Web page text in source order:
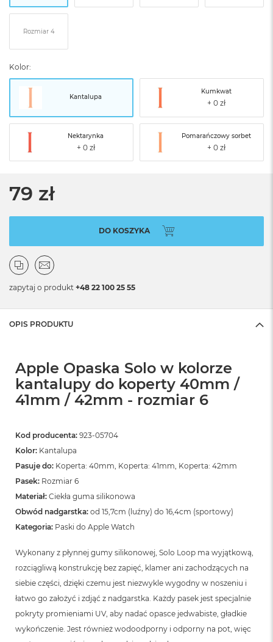
Rozmiar 4
Kolor:
Kantalupa
Kumkwat
Nektarynka Pomarańczowy sorbet
79 zł
DO KOSZYKA
zapytaj o produkt +48 22 100 25 55
OPIS PRODUKTU
Apple Opaska Solo w kolorze
kantalupy do koperty 40mm /
41mm / 42mm - rozmiar 6
Kod producenta: 923-05704
Kolor: Kantalupa
Pasuje do: Koperta: 40mm, Koperta: 41mm, Koperta: 42mm
Pasek: Rozmiar 6
Materiał: Ciekła guma silikonowa
Obwód nadgarstka: od 15,7cm (luźny) do 16,4cm (sportowy)
Kategoria: Paski do Apple Watch
Wykonany z płynnej gumy silikonowej, Solo Loop ma wyjątkową,
rozciągliwą konstrukcję bez zapięć, klamer ani zachodzących na
siebie części, dzięki czemu jest niezwykle wygodny w noszeniu i
łatwo go założyć i zdjąć z nadgarstka. Każdy pasek jest specjalnie
pokryty promieniami UV, aby nadać opasce jedwabiste, gładkie
wykończenie. Jest również wodoodporny i odporny na pot, więc